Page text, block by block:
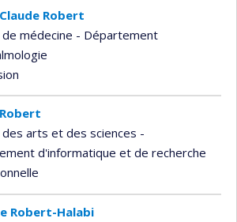
Robert
de médecine - Département
des arts et des sciences -
d'informatique et de recherche
Robert-Halabi